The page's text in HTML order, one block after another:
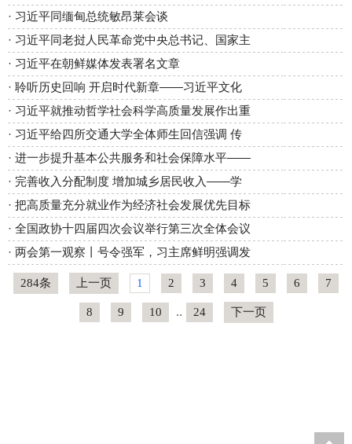
· 习近平同缅甸总统敏昂莱会谈
· 习近平同老挝人民革命党中央总书记、国家主
· 习近平在朝鲜媒体发表署名文章
· 聆听历史回响 开启时代新章——习近平文化
· 习近平就推动哲学社会科学高质量发展作出重
· 习近平给四所交通大学全体师生回信强调 传
· 进一步提升基本公共服务和社会保障水平——
· 完善收入分配制度 增加城乡居民收入——学
· 把高质量充分就业作为经济社会发展优先目标
· 全国政协十四届四次会议举行第三次全体会议
· 两会第一观察丨号令强军，习主席鲜明强调发
284条 上一页 1 2 3 4 5 6 7
8 9 10 .. 24 下一页